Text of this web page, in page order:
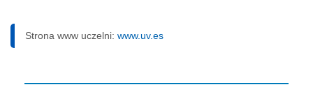
Strona www uczelni: www.uv.es